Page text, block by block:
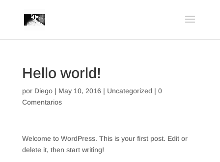
Hello world!
por Diego| May 10, 2016 | Uncategorized | 0
Comentarios
Welcome to WordPress. This is your first post. Edit or
delete it, then start writing!